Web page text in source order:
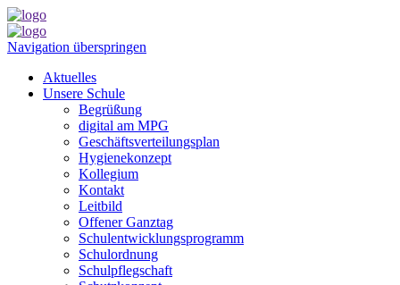
Navigation überspringen
Aktuelles
Unsere Schule
Begrüßung
digital am MPG
Geschäftsverteilungsplan
Hygienekonzept
Kollegium
Kontakt
Leitbild
Offener Ganztag
Schulentwicklungsprogramm
Schulordnung
Schulpflegschaft